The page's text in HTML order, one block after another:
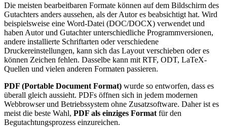
Die meisten bearbeitbaren Formate können auf dem Bildschirm des
Gutachters anders aussehen, als der Autor es beabsichtigt hat. Wird
beispielsweise eine Word-Datei (DOC/DOCX) verwendet und
haben Autor und Gutachter unterschiedliche Programmversionen,
andere installierte Schriftarten oder verschiedene
Druckereinstellungen, kann sich das Layout verschieben oder es
können Zeichen fehlen. Dasselbe kann mit RTF, ODT, LaTeX-
Quellen und vielen anderen Formaten passieren.
PDF (Portable Document Format) wurde so entworfen, dass es
überall gleich aussieht. PDFs öffnen sich in jedem modernen
Webbrowser und Betriebssystem ohne Zusatzsoftware. Daher ist es
meist die beste Wahl, PDF als einziges Format für den
Begutachtungsprozess einzureichen.